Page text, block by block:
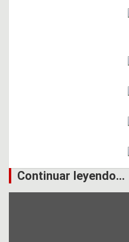
Continuar leyendo...